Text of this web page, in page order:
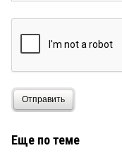
Отправить
Еще по теме